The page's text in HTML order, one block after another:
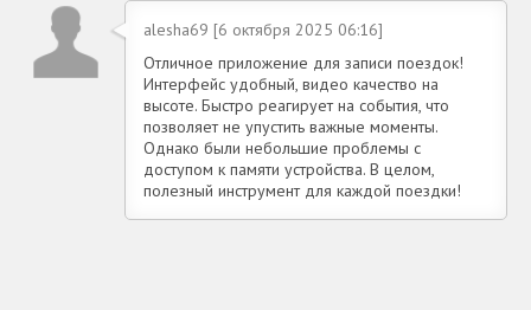
alesha69 [6 октября 2025 06:16]
Отличное приложение для записи поездок!
Интерфейс удобный, видео качество на
высоте. Быстро реагирует на события, что
позволяет не упустить важные моменты.
Однако были небольшие проблемы с
доступом к памяти устройства. В целом,
полезный инструмент для каждой поездки!